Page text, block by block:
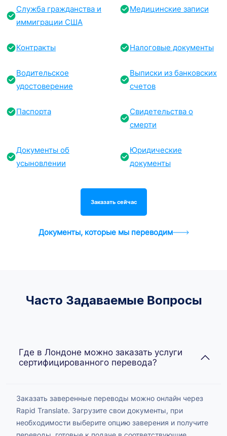
Служба гражданства и
иммиграции США
Медицинские записи
Контракты Налоговые документы
Водительское
удостоверение
Выписки из банковских
счетов
Паспорта
Свидетельства о
смерти
Документы об
усыновлении
Юридические
документы
Заказать сейчас
Документы, которые мы переводим
Часто Задаваемые Вопросы
Где в Лондоне можно заказать услуги
сертифицированного перевода?
Заказать заверенные переводы можно онлайн через
Rapid Translate. Загрузите свои документы, при
необходимости выберите опцию заверения и получите